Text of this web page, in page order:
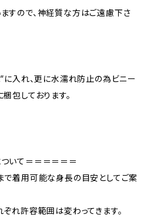
すので、神経質な方はご遠慮下さ
入れ、更に水濡れ防止の為ビニー
包しております。
いて＝＝＝＝＝＝
で着用可能な身長の目安としてご案
れ許容範囲は変わってきます。